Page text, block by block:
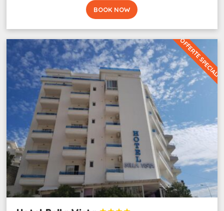
BOOK NOW
OFFERTE SPECIALI